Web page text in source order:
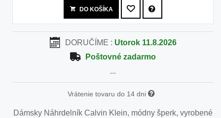
DO KOŠÍKA
DORUČÍME : Utorok 11.8.2026
Poštovné zadarmo
...
Vrátenie tovaru do 14 dni
Dámsky Náhrdelník Calvin Klein, módny šperk, vyrobené